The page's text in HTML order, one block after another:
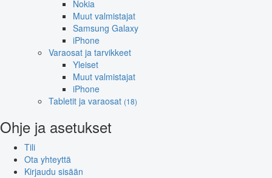
Nokia
Muut valmistajat
Samsung Galaxy
iPhone
Varaosat ja tarvikkeet
Yleiset
Muut valmistajat
iPhone
Tabletit ja varaosat (18)
Ohje ja asetukset
Tili
Ota yhteyttä
Kirjaudu sisään